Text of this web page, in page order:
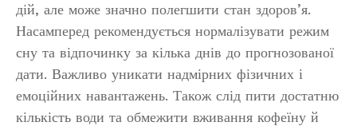
дій, але може значно полегшити стан здоров’я.
Насамперед рекомендується нормалізувати режим
сну та відпочинку за кілька днів до прогнозованої
дати. Важливо уникати надмірних фізичних і
емоційних навантажень. Також слід пити достатню
кількість води та обмежити вживання кофеїну й